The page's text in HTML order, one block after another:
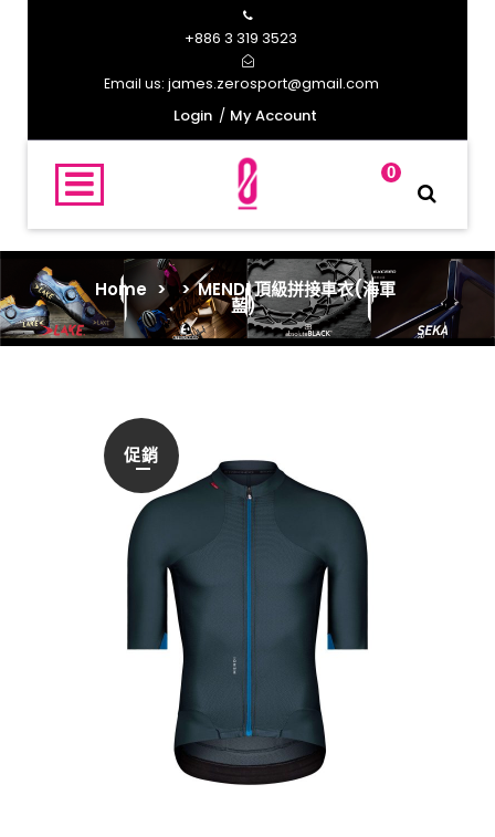
+886 3 319 3523
Email us: james.zerosport@gmail.com
Login
My Account
0
Home > >MENDI 頂級拼接車衣(海軍
藍)
促銷